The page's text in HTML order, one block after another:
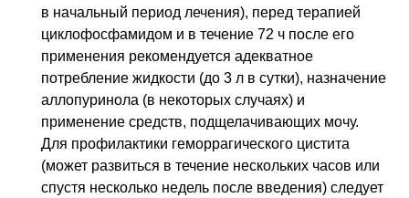
в начальный период лечения), перед терапией
циклофосфамидом и в течение 72 ч после его
применения рекомендуется адекватное
потребление жидкости (до 3 л в сутки), назначение
аллопуринола (в некоторых случаях) и
применение средств, подщелачивающих мочу.
Для профилактики геморрагического цистита
(может развиться в течение нескольких часов или
спустя несколько недель после введения) следует